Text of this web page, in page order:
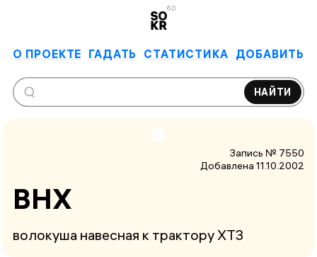
6.0
О ПРОЕКТЕ ГАДАТЬ СТАТИСТИКА ДОБАВИТЬ
НАЙТИ
Запись № 7550
Добавлена 11.10.2002
ВНХ
волокуша навесная к трактору ХТЗ